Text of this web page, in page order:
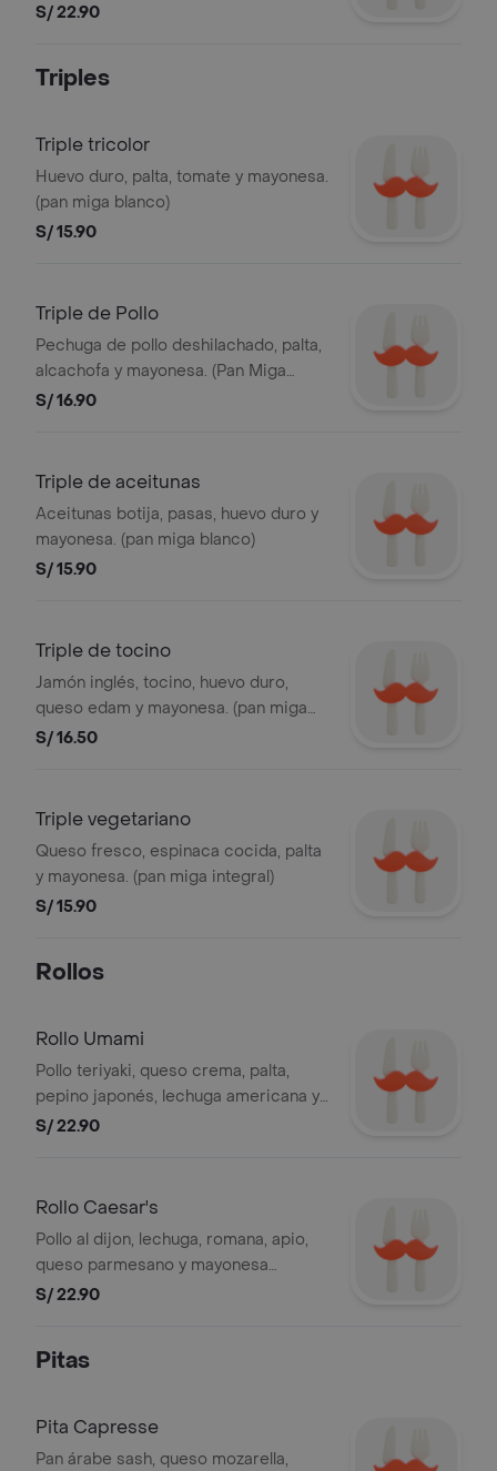
italiano, berenjena y aceite de oliva
S/ 22.90
Triples
Triple tricolor
Huevo duro, palta, tomate y mayonesa.
(pan miga blanco)
S/ 15.90
Triple de Pollo
Pechuga de pollo deshilachado, palta,
alcachofa y mayonesa. (Pan Miga
Integral)
S/ 16.90
Triple de aceitunas
Aceitunas botija, pasas, huevo duro y
mayonesa. (pan miga blanco)
S/ 15.90
Triple de tocino
Jamón inglés, tocino, huevo duro,
queso edam y mayonesa. (pan miga
blanco)
S/ 16.50
Triple vegetariano
Queso fresco, espinaca cocida, palta
y mayonesa. (pan miga integral)
S/ 15.90
Rollos
Rollo Umami
Pollo teriyaki, queso crema, palta,
pepino japonés, lechuga americana y
ajonjolí (aliño finas hierbas).
S/ 22.90
Rollo Caesar's
Pollo al dijon, lechuga, romana, apio,
queso parmesano y mayonesa
caesar's (aliño finas hierbas).
S/ 22.90
Pitas
Pita Capresse
Pan árabe sash, queso mozarella,